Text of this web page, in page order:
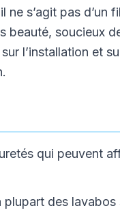
s’agit pas d’un
beauté, soucieux
l’installation et
qui peuvent
des